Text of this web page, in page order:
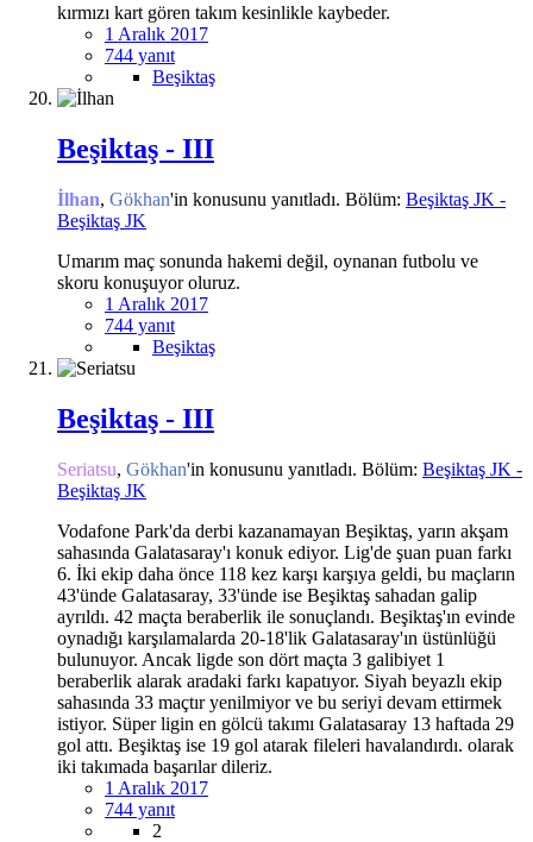
kırmızı kart gören takım kesinlikle kaybeder.
1 Aralık 2017
744 yanıt
Beşiktaş
Beşiktaş - III
İlhan, Gökhan'in konusunu yanıtladı. Bölüm: Beşiktaş JK -
Beşiktaş JK
Umarım maç sonunda hakemi değil, oynanan futbolu ve
skoru konuşuyor oluruz.
1 Aralık 2017
744 yanıt
Beşiktaş
Beşiktaş - III
Seriatsu, Gökhan'in konusunu yanıtladı. Bölüm: Beşiktaş JK -
Beşiktaş JK
Vodafone Park'da derbi kazanamayan Beşiktaş, yarın akşam
sahasında Galatasaray'ı konuk ediyor. Lig'de şuan puan farkı
6. İki ekip daha önce 118 kez karşı karşıya geldi, bu maçların
43'ünde Galatasaray, 33'ünde ise Beşiktaş sahadan galip
ayrıldı. 42 maçta beraberlik ile sonuçlandı. Beşiktaş'ın evinde
oynadığı karşılamalarda 20-18'lik Galatasaray'ın üstünlüğü
bulunuyor. Ancak ligde son dört maçta 3 galibiyet 1
beraberlik alarak aradaki farkı kapatıyor. Siyah beyazlı ekip
sahasında 33 maçtır yenilmiyor ve bu seriyi devam ettirmek
istiyor. Süper ligin en gölcü takımı Galatasaray 13 haftada 29
gol attı. Beşiktaş ise 19 gol atarak fileleri havalandırdı. olarak
iki takımada başarılar dileriz.
1 Aralık 2017
744 yanıt
2